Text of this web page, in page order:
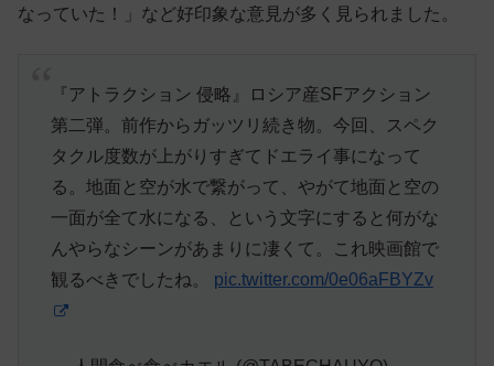
なっていた！」など好印象な意見が多く見られました。
『アトラクション 侵略』ロシア産SFアクション
第二弾。前作からガッツリ続き物。今回、スペク
タクル度数が上がりすぎてドエライ事になって
る。地面と空が水で繋がって、やがて地面と空の
一面が全て水になる、という文字にすると何がな
んやらなシーンがあまりに凄くて。これ映画館で
観るべきでしたね。 pic.twitter.com/0e06aFBYZv